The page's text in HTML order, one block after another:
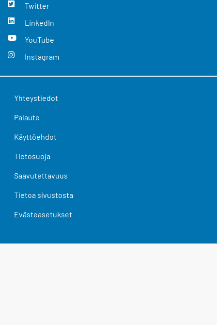
Twitter
LinkedIn
YouTube
Instagram
Yhteystiedot
Palaute
Käyttöehdot
Tietosuoja
Saavutettavuus
Tietoa sivustosta
Evästeasetukset